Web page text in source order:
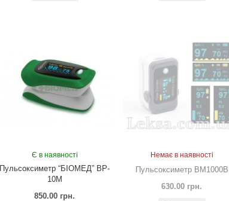
Є в наявності
Пульсоксиметр “БІОМЕД” ВP-
10М
850.00 грн.
Немає в наявності
Пульсоксиметр BM1000В
630.00 грн.